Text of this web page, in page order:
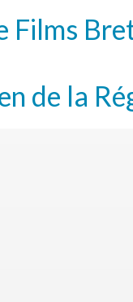
Films
de la